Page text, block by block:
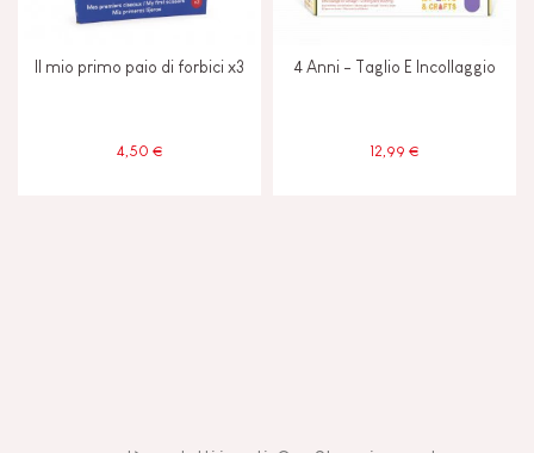
Il mio primo paio di forbici x3
4,50 €
4 Anni - Taglio E Incollaggio
12,99 €